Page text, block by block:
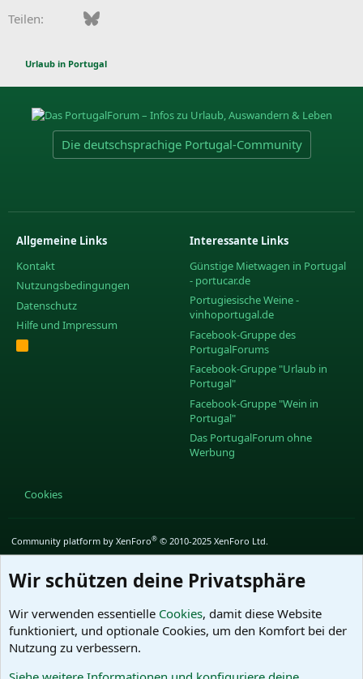
Teilen: FacebookBluesky
Urlaub in Portugal
Die deutschsprachige Portugal-Community
Allgemeine Links
Kontakt
Nutzungsbedingungen
Datenschutz
Hilfe und Impressum
R
S
Interessante Links
Günstige Mietwagen in Portugal
- portucar.de
Portugiesische Weine -
vinhoportugal.de
Facebook-Gruppe des
PortugalForums
Facebook-Gruppe "Urlaub in
Portugal"
Facebook-Gruppe "Wein in
Portugal"
Das PortugalForum ohne
Werbung
Cookies
Community platform by XenForo® © 2010-2025 XenForo Ltd.
Wir schützen deine Privatsphäre
Wir verwenden essentielle Cookies, damit diese Website
funktioniert, und optionale Cookies, um den Komfort bei der
Nutzung zu verbessern.